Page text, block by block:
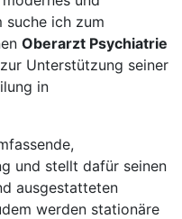
ich zum
Oberarzt Psychiatrie
zur Unterstützung seiner
in
und stellt dafür seinen
ausgestatteten
werden stationäre